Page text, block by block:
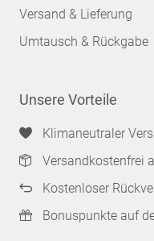
Versand & Lieferung
Umtausch & Rückgabe
Unsere Vorteile
Klimaneutraler
Versandkostenfrei
Kostenloser
Bonuspunkte auf